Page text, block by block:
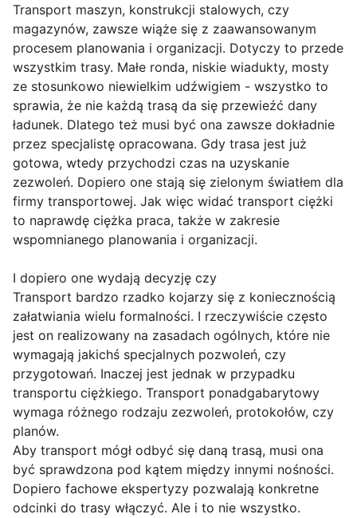
Transport maszyn, konstrukcji stalowych, czy
magazynów, zawsze wiąże się z zaawansowanym
procesem planowania i organizacji. Dotyczy to przede
wszystkim trasy. Małe ronda, niskie wiadukty, mosty
ze stosunkowo niewielkim udźwigiem - wszystko to
sprawia, że nie każdą trasą da się przewieźć dany
ładunek. Dlatego też musi być ona zawsze dokładnie
przez specjalistę opracowana. Gdy trasa jest już
gotowa, wtedy przychodzi czas na uzyskanie
zezwoleń. Dopiero one stają się zielonym światłem dla
firmy transportowej. Jak więc widać transport ciężki
to naprawdę ciężka praca, także w zakresie
wspomnianego planowania i organizacji.
I dopiero one wydają decyzję czy
Transport bardzo rzadko kojarzy się z koniecznością
załatwiania wielu formalności. I rzeczywiście często
jest on realizowany na zasadach ogólnych, które nie
wymagają jakichś specjalnych pozwoleń, czy
przygotowań. Inaczej jest jednak w przypadku
transportu ciężkiego. Transport ponadgabarytowy
wymaga różnego rodzaju zezwoleń, protokołów, czy
planów.
Aby transport mógł odbyć się daną trasą, musi ona
być sprawdzona pod kątem między innymi nośności.
Dopiero fachowe ekspertyzy pozwalają konkretne
odcinki do trasy włączyć. Ale i to nie wszystko.